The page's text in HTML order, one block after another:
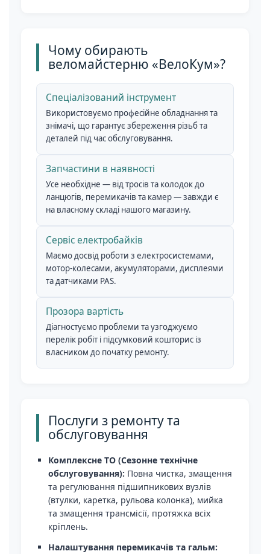
Чому обирають
веломайстерню «ВелоКум»?
Спеціалізований інструмент
Використовуємо професійне обладнання та
знімачі, що гарантує збереження різьб та
деталей під час обслуговування.
Запчастини в наявності
Усе необхідне — від тросів та колодок до
ланцюгів, перемикачів та камер — завжди є
на власному складі нашого магазину.
Сервіс електробайків
Маємо досвід роботи з електросистемами,
мотор-колесами, акумуляторами, дисплеями
та датчиками PAS.
Прозора вартість
Діагностуємо проблеми та узгоджуємо
перелік робіт і підсумковий кошторис із
власником до початку ремонту.
Послуги з ремонту та
обслуговування
Комплексне ТО (Сезонне технічне
обслуговування): Повна чистка, змащення
та регулювання підшипникових вузлів
(втулки, каретка, рульова колонка), мийка
та змащення трансмісії, протяжка всіх
кріплень.
Налаштування перемикачів та гальм: